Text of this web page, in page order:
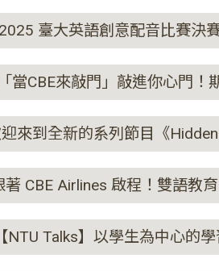
臺大英語創意配音比賽決
當CBE來敲門」敲進你心門！
來到全新的系列節目《
CBE Airlines 啟程！雙語教
Talks】以學生為中心的